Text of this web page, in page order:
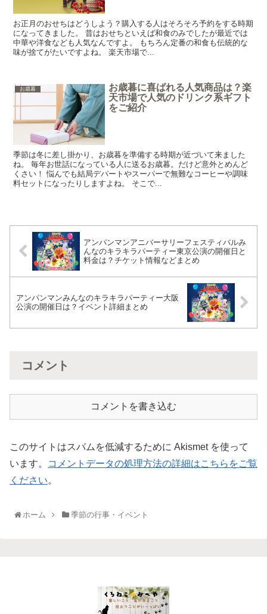
お正月のおせちはどうしよう？購入する人はそろそろ予約をする時期
になってきました。 昔はおせちといえば和食のみでしたが最近では
中華や洋食なども人気なんですよ。 もちろん定番の和食も伝統的な
味が捨てがたいですよね。 楽天市場で...
お歳暮
お歳暮に喜ばれる人気商品は？楽
天市場で人気のドリンク系ギフト
をご紹介
季節は冬に差し掛かり、お歳暮を準備する時期が近づいて来ました
ね。 毎年お世話になっている人に送るお歳暮。だけど意外とめんど
くさい！ 悩んでも結局デパートやスーパーで無難なコーヒーや調味
料セットになったりしますよね。 そこで...
アンパンマンアニバーサリーフェスティバルみ
んなのキラキラパーティー東京公演の開催日と
料金は？チケット情報などまとめ
アンパンマンみんなのキラキラパーティー大阪
公演の開催日は？イベント詳細まとめ
コメント
コメントを書き込む
このサイトはスパムを低減するために Akismet を使って
います。
コメントデータの処理方法の詳細はこちらをご覧
ください。
ホーム 季節の行事・イベント